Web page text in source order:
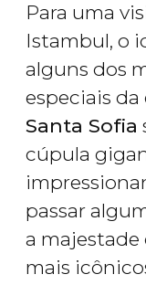
Para uma
Istambul, o
alguns dos
especiais da
Santa Sofia
cúpula
passar
a
mais